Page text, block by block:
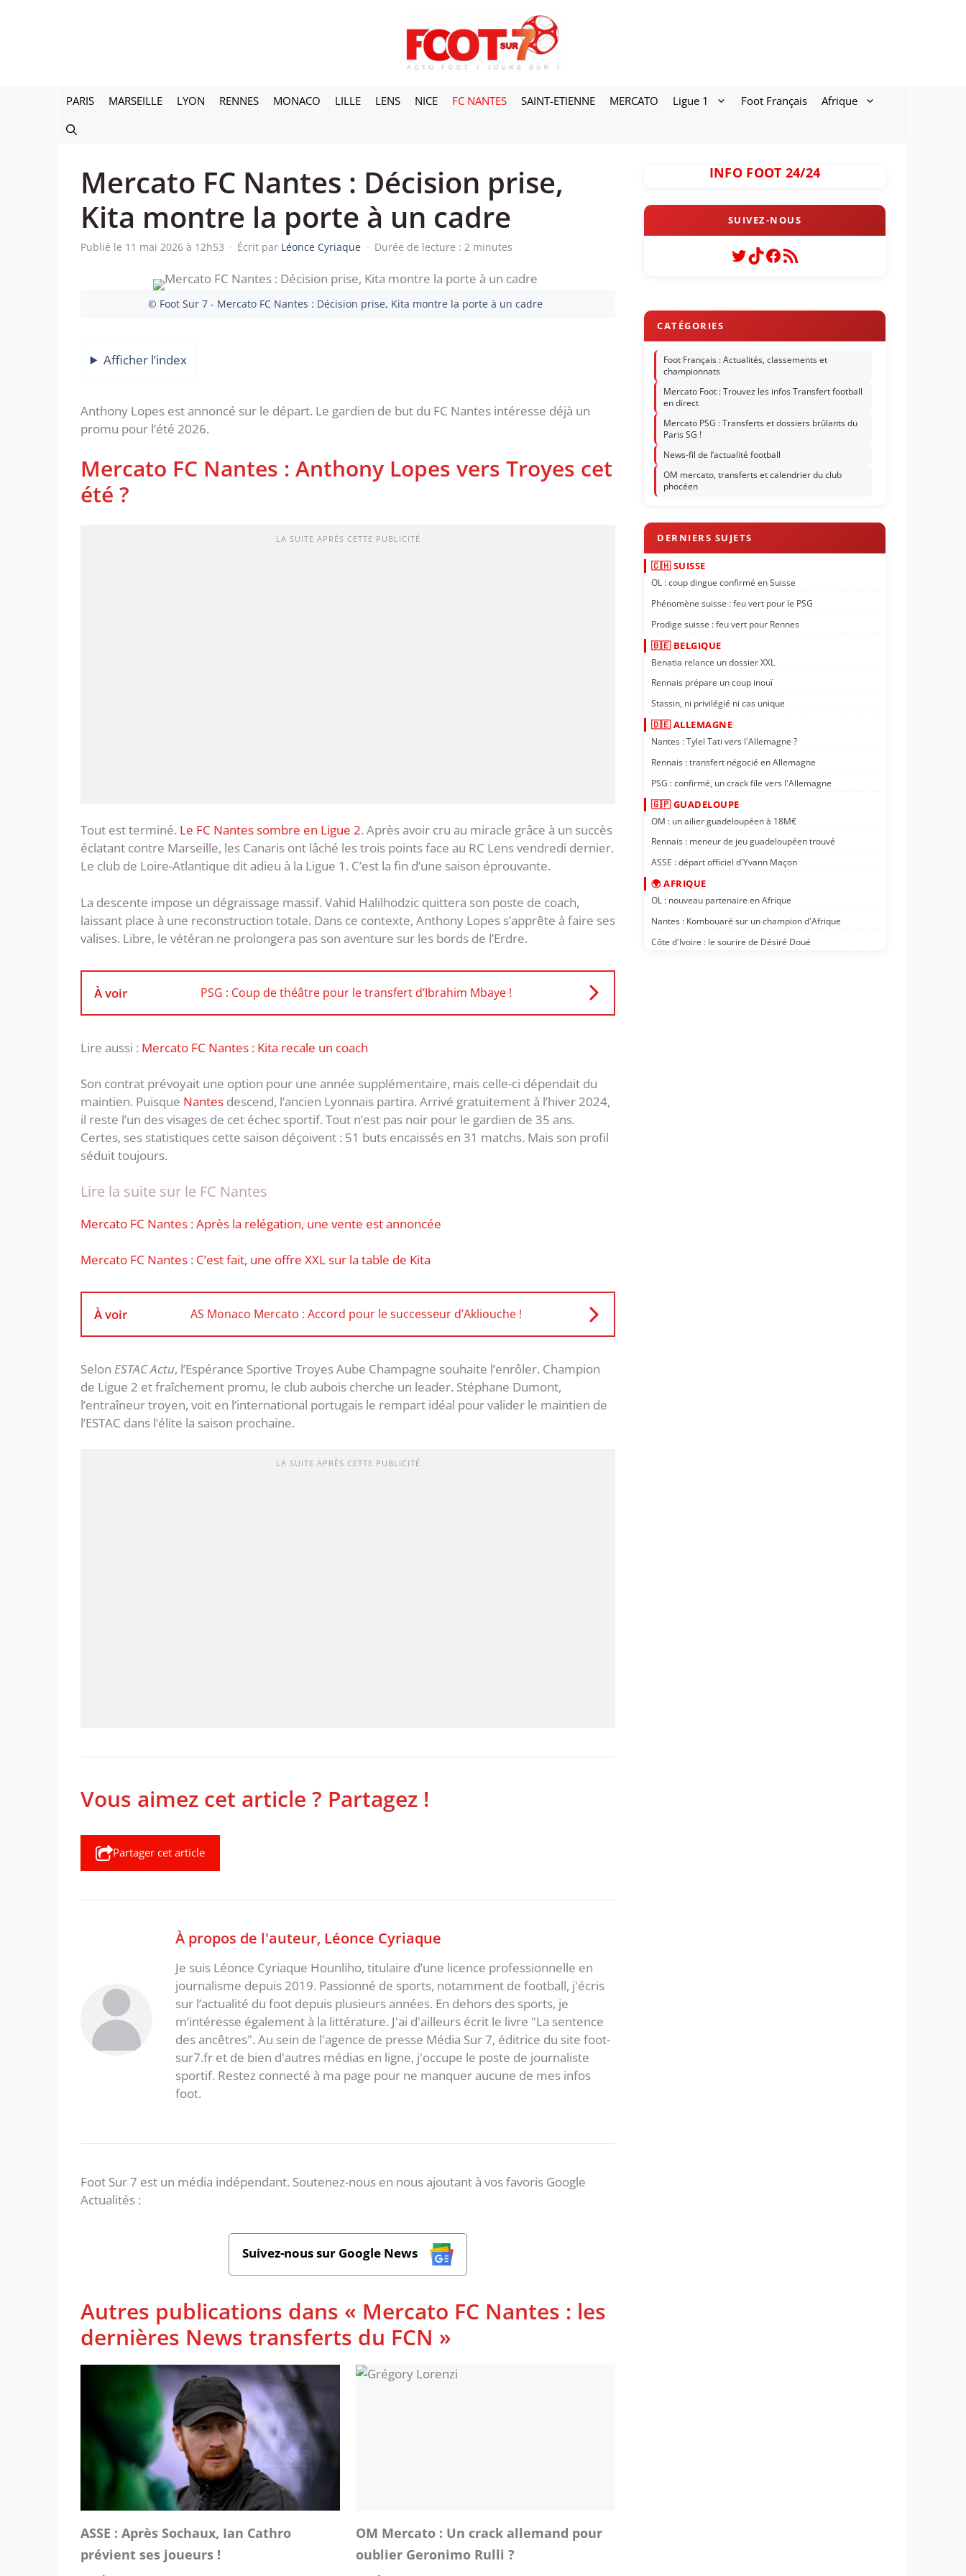
PARIS MARSEILLE LYON RENNES MONACO LILLE LENS NICE FC NANTES SAINT-ETIENNE MERCATO Ligue 1 Foot Français Afrique
Mercato FC Nantes : Décision prise,
Kita montre la porte à un cadre
Publié le 11 mai 2026 à 12h53 · Écrit par Léonce Cyriaque · Durée de lecture : 2 minutes
© Foot Sur 7 - Mercato FC Nantes : Décision prise, Kita montre la porte à un cadre
Afficher l’index
Anthony Lopes est annoncé sur le départ. Le gardien de but du FC Nantes intéresse déjà un
promu pour l’été 2026.
Mercato FC Nantes : Anthony Lopes vers Troyes cet
été ?
LA SUITE APRÈS CETTE PUBLICITÉ
Tout est terminé. Le FC Nantes sombre en Ligue 2. Après avoir cru au miracle grâce à un succès
éclatant contre Marseille, les Canaris ont lâché les trois points face au RC Lens vendredi dernier.
Le club de Loire-Atlantique dit adieu à la Ligue 1. C’est la fin d’une saison éprouvante.
La descente impose un dégraissage massif. Vahid Halilhodzic quittera son poste de coach,
laissant place à une reconstruction totale. Dans ce contexte, Anthony Lopes s’apprête à faire ses
valises. Libre, le vétéran ne prolongera pas son aventure sur les bords de l’Erdre.
À voir PSG : Coup de théâtre pour le transfert d’Ibrahim Mbaye !
Lire aussi : Mercato FC Nantes : Kita recale un coach
Son contrat prévoyait une option pour une année supplémentaire, mais celle-ci dépendait du
maintien. Puisque Nantes descend, l’ancien Lyonnais partira. Arrivé gratuitement à l’hiver 2024,
il reste l’un des visages de cet échec sportif. Tout n’est pas noir pour le gardien de 35 ans.
Certes, ses statistiques cette saison déçoivent : 51 buts encaissés en 31 matchs. Mais son profil
séduit toujours.
Lire la suite sur le FC Nantes
Mercato FC Nantes : Après la relégation, une vente est annoncée
Mercato FC Nantes : C’est fait, une offre XXL sur la table de Kita
À voir AS Monaco Mercato : Accord pour le successeur d’Akliouche !
Selon ESTAC Actu, l’Espérance Sportive Troyes Aube Champagne souhaite l’enrôler. Champion
de Ligue 2 et fraîchement promu, le club aubois cherche un leader. Stéphane Dumont,
l’entraîneur troyen, voit en l’international portugais le rempart idéal pour valider le maintien de
l’ESTAC dans l’élite la saison prochaine.
LA SUITE APRÈS CETTE PUBLICITÉ
Vous aimez cet article ? Partagez !
Partager cet article
À propos de l'auteur, Léonce Cyriaque
Je suis Léonce Cyriaque Hounliho, titulaire d’une licence professionnelle en
journalisme depuis 2019. Passionné de sports, notamment de football, j'écris
sur l’actualité du foot depuis plusieurs années. En dehors des sports, je
m’intéresse également à la littérature. J'ai d'ailleurs écrit le livre "La sentence
des ancêtres". Au sein de l'agence de presse Média Sur 7, éditrice du site foot-
sur7.fr et de bien d'autres médias en ligne, j'occupe le poste de journaliste
sportif. Restez connecté à ma page pour ne manquer aucune de mes infos
foot.
Foot Sur 7 est un média indépendant. Soutenez-nous en nous ajoutant à vos favoris Google
Actualités :
Suivez-nous sur Google News
Autres publications dans « Mercato FC Nantes : les
dernières News transferts du FCN »
ASSE : Après Sochaux, Ian Cathro
prévient ses joueurs !
OM Mercato : Un crack allemand pour
oublier Geronimo Rulli ?
INFO FOOT 24/24
Twitter
TikTok
Facebook
Flux RSS
Foot Français : Actualités, classements et
championnats
Mercato Foot : Trouvez les infos Transfert football
en direct
Mercato PSG : Transferts et dossiers brûlants du
Paris SG !
News-fil de l’actualité football
OM mercato, transferts et calendrier du club
phocéen
🇨🇭 SUISSE
OL : coup dingue confirmé en Suisse
Phénomène suisse : feu vert pour le PSG
Prodige suisse : feu vert pour Rennes
🇧🇪 BELGIQUE
Benatia relance un dossier XXL
Rennais prépare un coup inouï
Stassin, ni privilégié ni cas unique
🇩🇪 ALLEMAGNE
Nantes : Tylel Tati vers l'Allemagne ?
Rennais : transfert négocié en Allemagne
PSG : confirmé, un crack file vers l'Allemagne
🇬🇵 GUADELOUPE
OM : un ailier guadeloupéen à 18M€
Rennais : meneur de jeu guadeloupéen trouvé
ASSE : départ officiel d'Yvann Maçon
🌍 AFRIQUE
OL : nouveau partenaire en Afrique
Nantes : Kombouaré sur un champion d'Afrique
Côte d'Ivoire : le sourire de Désiré Doué